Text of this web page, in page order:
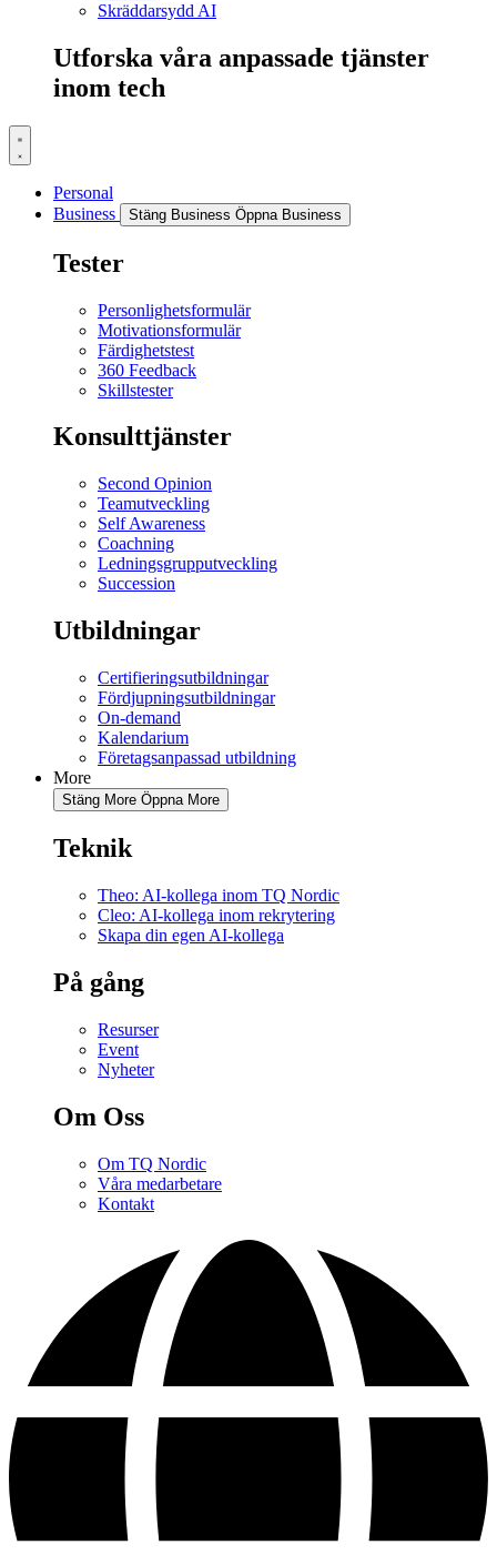
Skräddarsydd AI
Utforska våra anpassade tjänster
inom tech
Personal
Business
Stäng Business Öppna Business
Tester
Personlighetsformulär
Motivationsformulär
Färdighetstest
360 Feedback
Skillstester
Konsulttjänster
Second Opinion
Teamutveckling
Self Awareness
Coachning
Ledningsgrupputveckling
Succession
Utbildningar
Certifieringsutbildningar
Fördjupningsutbildningar
On-demand
Kalendarium
Företagsanpassad utbildning
More
Stäng More Öppna More
Teknik
Theo: AI-kollega inom TQ Nordic
Cleo: AI-kollega inom rekrytering
Skapa din egen AI-kollega
På gång
Resurser
Event
Nyheter
Om Oss
Om TQ Nordic
Våra medarbetare
Kontakt